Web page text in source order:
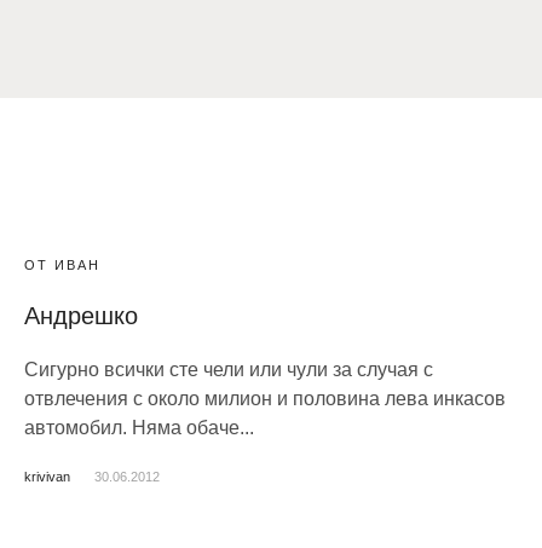
ОТ ИВАН
Андрешко
Сигурно всички сте чели или чули за случая с
отвлечения с около милион и половина лева инкасов
автомобил. Няма обаче...
krivivan 30.06.2012